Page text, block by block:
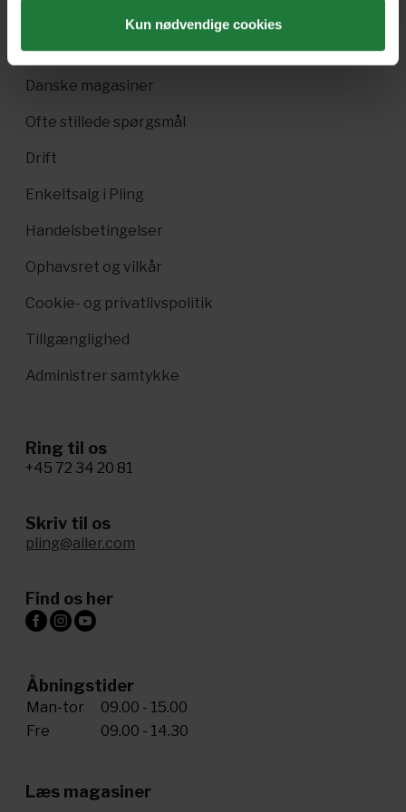
Kun nødvendige cookies
Pling Kombi
Danske magasiner
Ofte stillede spørgsmål
Drift
Enkeltsalg i Pling
Handelsbetingelser
Ophavsret og vilkår
Cookie- og privatlivspolitik
Tillgænglighed
Administrer samtykke
Ring til os
+45 72 34 20 81
Skriv til os
pling@aller.com
Find os her
Åbningstider
Man-tor
09.00 - 15.00
Fre
09.00 - 14.30
Læs magasiner